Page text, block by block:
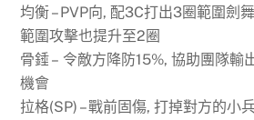
均衡 – PVP向, 配3C打出3圈範圍劍
範圍攻擊也提升至2圈
骨錘 – 令敵方降防15%, 協助團隊輸
機會
拉格(SP) – 戰前固傷, 打掉對方的小